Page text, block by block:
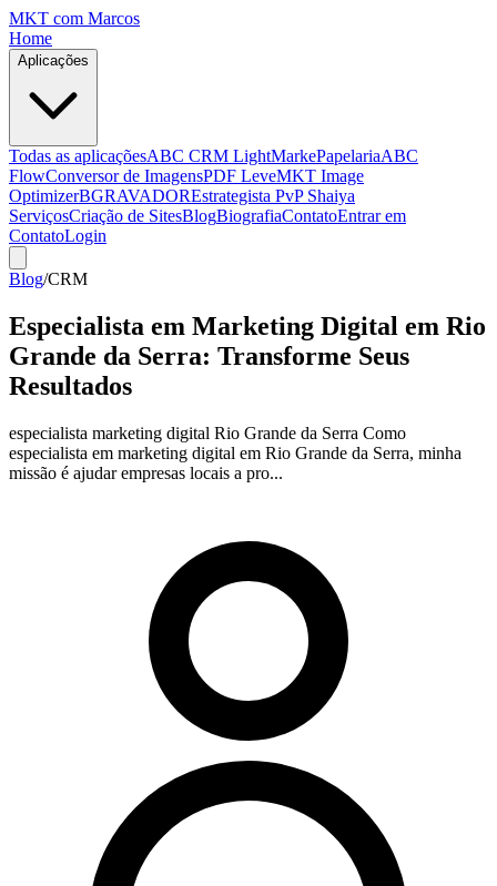
MKT com Marcos
Home
Aplicações
Todas as aplicaçõesABC CRM LightMarkePapelariaABC
FlowConversor de ImagensPDF LeveMKT Image
OptimizerBGRAVADOREstrategista PvP Shaiya
ServiçosCriação de SitesBlogBiografiaContatoEntrar em
ContatoLogin
Blog/CRM
Especialista em Marketing Digital em Rio
Grande da Serra: Transforme Seus
Resultados
especialista marketing digital Rio Grande da Serra Como
especialista em marketing digital em Rio Grande da Serra, minha
missão é ajudar empresas locais a pro...